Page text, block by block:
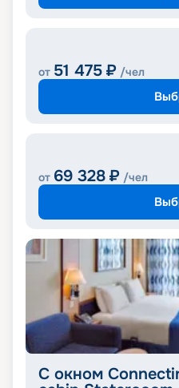
от 51 475 ₽ /чел
от 69 328 ₽ /чел
C окном